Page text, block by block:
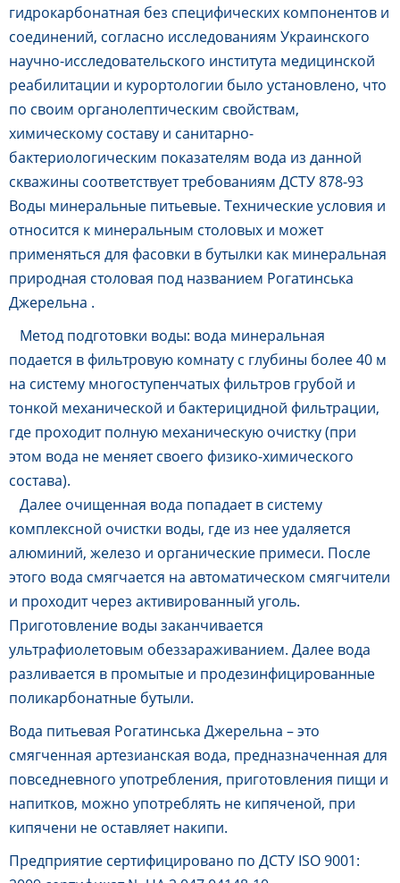
гидрокарбонатная без специфических компонентов и
соединений, согласно исследованиям Украинского
научно-исследовательского института медицинской
реабилитации и курортологии было установлено, что
по своим органолептическим свойствам,
химическому составу и санитарно-
бактериологическим показателям вода из данной
скважины соответствует требованиям ДСТУ 878-93
Воды минеральные питьевые. Технические условия и
относится к минеральным столовых и может
применяться для фасовки в бутылки как минеральная
природная столовая под названием Рогатинська
Джерельна .
Метод подготовки воды: вода минеральная
подается в фильтровую комнату с глубины более 40 м
на систему многоступенчатых фильтров грубой и
тонкой механической и бактерицидной фильтрации,
где проходит полную механическую очистку (при
этом вода не меняет своего физико-химического
состава).
Далее очищенная вода попадает в систему
комплексной очистки воды, где из нее удаляется
алюминий, железо и органические примеси. После
этого вода смягчается на автоматическом смягчители
и проходит через активированный уголь.
Приготовление воды заканчивается
ультрафиолетовым обеззараживанием. Далее вода
разливается в промытые и продезинфицированные
поликарбонатные бутыли.
Вода питьевая Рогатинська Джерельна – это
смягченная артезианская вода, предназначенная для
повседневного употребления, приготовления пищи и
напитков, можно употреблять не кипяченой, при
кипячени не оставляет накипи.
Предприятие сертифицировано по ДСТУ ISO 9001: